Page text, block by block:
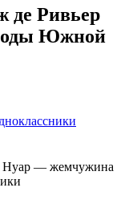
де Ривьер
Южной